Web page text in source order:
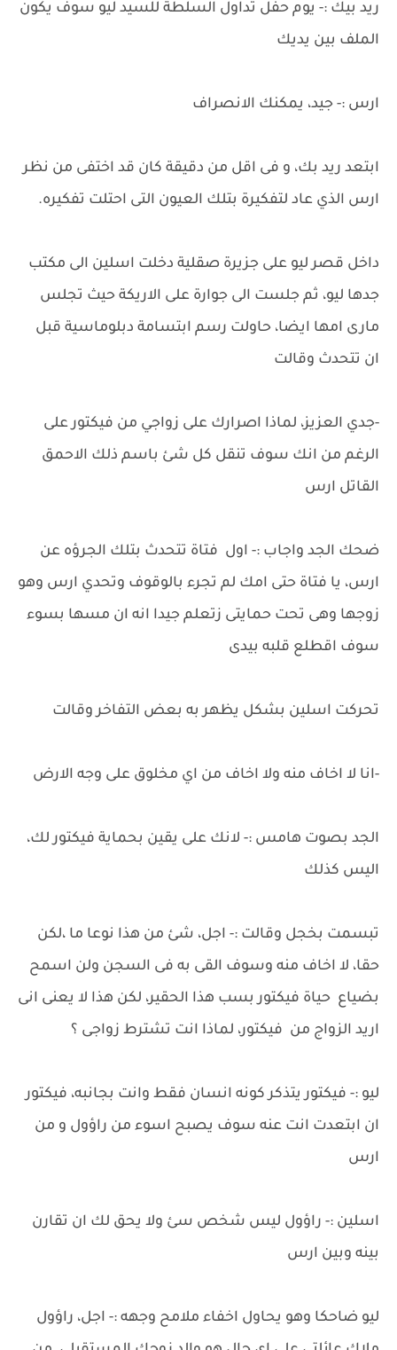
ريد بيك :- يوم حفل تداول السلطة للسيد ليو سوف يكون
الملف بين يديك
ارس :- جيد، يمكنك الانصراف
ابتعد ريد بك، و فى اقل من دقيقة كان قد اختفى من نظر
ارس الذي عاد لتفكيرة بتلك العيون التى احتلت تفكيره.
داخل قصر ليو على جزيرة صقلية دخلت اسلين الى مكتب
جدها ليو، ثم جلست الى جوارة على الاريكة حيث تجلس
مارى امها ايضا، حاولت رسم ابتسامة دبلوماسية قبل
ان تتحدث وقالت
-جدي العزيز، لماذا اصرارك على زواجي من فيكتور على
الرغم من انك سوف تنقل كل شئ باسم ذلك الاحمق
القاتل ارس
ضحك الجد واجاب :- اول فتاة تتحدث بتلك الجرؤه عن
ارس، يا فتاة حتى امك لم تجرء بالوقوف وتحدي ارس وهو
زوجها وهى تحت حمايتى زتعلم جيدا انه ان مسها بسوء
سوف اقطلع قلبه بيدى
تحركت اسلين بشكل يظهر به بعض التفاخر وقالت
-انا لا اخاف منه ولا اخاف من اي مخلوق على وجه الارض
الجد بصوت هامس :- لانك على يقين بحماية فيكتور لك،
اليس كذلك
تبسمت بخجل وقالت :- اجل، شئ من هذا نوعا ما ،لكن
حقا، لا اخاف منه وسوف القى به فى السجن ولن اسمح
بضياع حياة فيكتور بسب هذا الحقير، لكن هذا لا يعنى انى
اريد الزواج من فيكتور، لماذا انت تشترط زواجى ؟
ليو :- فيكتور يتذكر كونه انسان فقط وانت بجانبه، فيكتور
ان ابتعدت انت عنه سوف يصبح اسوء من راؤول و من
ارس
اسلين :- راؤول ليس شخص سئ ولا يحق لك ان تقارن
بينه وبين ارس
ليو ضاحكا وهو يحاول اخفاء ملامح وجهه :- اجل، راؤول